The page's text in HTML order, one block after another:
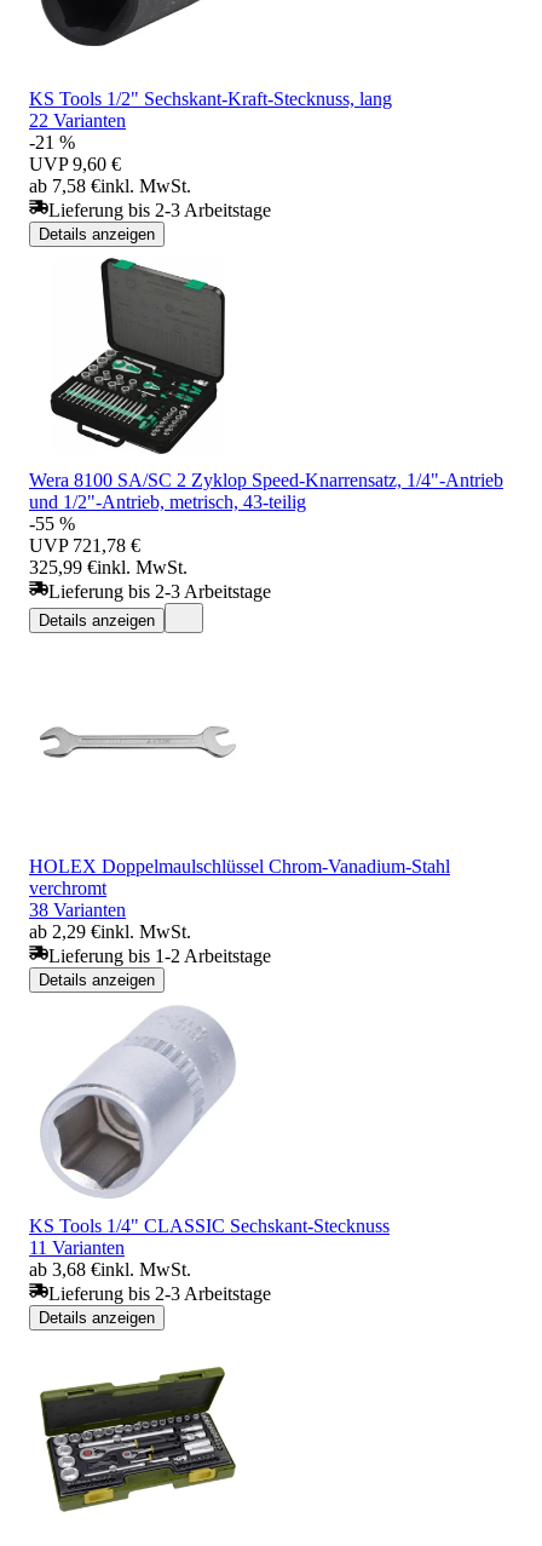
KS Tools 1/2" Sechskant-Kraft-Stecknuss, lang
22 Varianten
-21 %
UVP 9,60 €
ab 7,58 €inkl. MwSt.
Lieferung bis 2-3 Arbeitstage
Details anzeigen
Wera 8100 SA/SC 2 Zyklop Speed-Knarrensatz, 1/4"-Antrieb
und 1/2"-Antrieb, metrisch, 43-teilig
-55 %
UVP 721,78 €
325,99 €inkl. MwSt.
Lieferung bis 2-3 Arbeitstage
Details anzeigen
HOLEX Doppelmaulschlüssel Chrom-Vanadium-Stahl
verchromt
38 Varianten
ab 2,29 €inkl. MwSt.
Lieferung bis 1-2 Arbeitstage
Details anzeigen
KS Tools 1/4" CLASSIC Sechskant-Stecknuss
11 Varianten
ab 3,68 €inkl. MwSt.
Lieferung bis 2-3 Arbeitstage
Details anzeigen